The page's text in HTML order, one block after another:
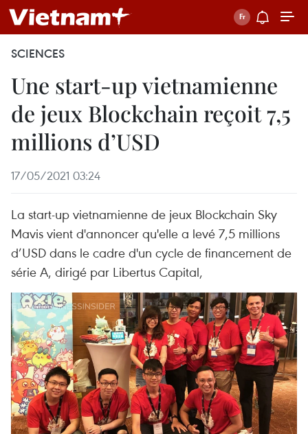
SCIENCES
Une start-up vietnamienne
de jeux Blockchain reçoit 7,5
millions d’USD
17/05/2021 03:24
La start-up vietnamienne de jeux Blockchain Sky
Mavis vient d'annoncer qu'elle a levé 7,5 millions
d’USD dans le cadre d'un cycle de financement de
série A, dirigé par Libertus Capital,